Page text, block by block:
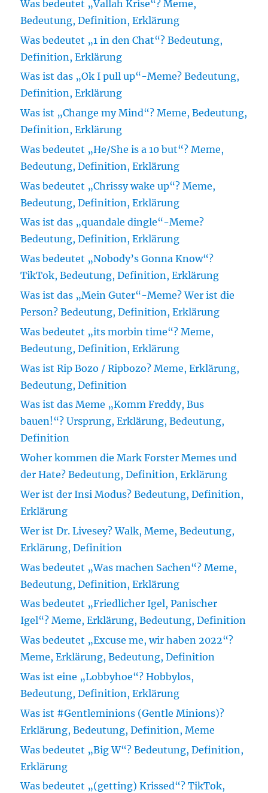
Was bedeutet „Vallah Krise“? Meme,
Bedeutung, Definition, Erklärung
Was bedeutet „1 in den Chat“? Bedeutung,
Definition, Erklärung
Was ist das „Ok I pull up“-Meme? Bedeutung,
Definition, Erklärung
Was ist „Change my Mind“? Meme, Bedeutung,
Definition, Erklärung
Was bedeutet „He/She is a 10 but“? Meme,
Bedeutung, Definition, Erklärung
Was bedeutet „Chrissy wake up“? Meme,
Bedeutung, Definition, Erklärung
Was ist das „quandale dingle“-Meme?
Bedeutung, Definition, Erklärung
Was bedeutet „Nobody’s Gonna Know“?
TikTok, Bedeutung, Definition, Erklärung
Was ist das „Mein Guter“-Meme? Wer ist die
Person? Bedeutung, Definition, Erklärung
Was bedeutet „its morbin time“? Meme,
Bedeutung, Definition, Erklärung
Was ist Rip Bozo / Ripbozo? Meme, Erklärung,
Bedeutung, Definition
Was ist das Meme „Komm Freddy, Bus
bauen!“? Ursprung, Erklärung, Bedeutung,
Definition
Woher kommen die Mark Forster Memes und
der Hate? Bedeutung, Definition, Erklärung
Wer ist der Insi Modus? Bedeutung, Definition,
Erklärung
Wer ist Dr. Livesey? Walk, Meme, Bedeutung,
Erklärung, Definition
Was bedeutet „Was machen Sachen“? Meme,
Bedeutung, Definition, Erklärung
Was bedeutet „Friedlicher Igel, Panischer
Igel“? Meme, Erklärung, Bedeutung, Definition
Was bedeutet „Excuse me, wir haben 2022“?
Meme, Erklärung, Bedeutung, Definition
Was ist eine „Lobbyhoe“? Hobbylos,
Bedeutung, Definition, Erklärung
Was ist #Gentleminions (Gentle Minions)?
Erklärung, Bedeutung, Definition, Meme
Was bedeutet „Big W“? Bedeutung, Definition,
Erklärung
Was bedeutet „(getting) Krissed“? TikTok,